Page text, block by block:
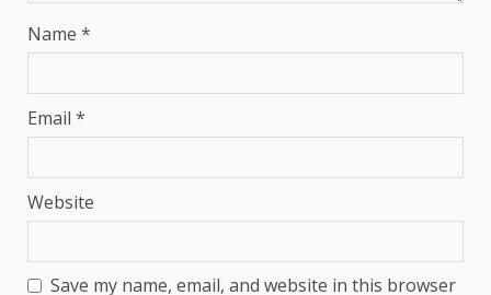
Name *
Email *
Website
Save my name, email, and website in this browser